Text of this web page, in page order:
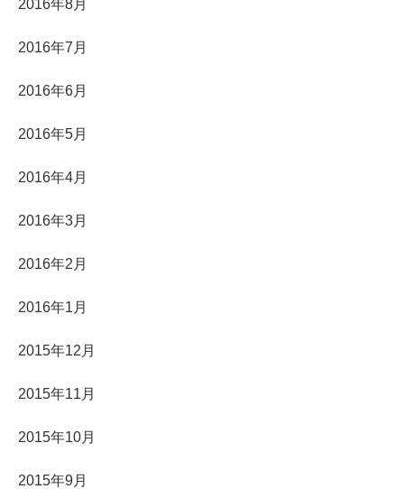
2016年8月
2016年7月
2016年6月
2016年5月
2016年4月
2016年3月
2016年2月
2016年1月
2015年12月
2015年11月
2015年10月
2015年9月